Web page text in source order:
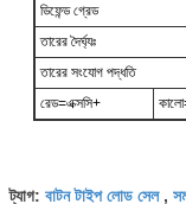
ডিফেন্ড গ্রেড
তারের দৈর্ঘ্যঃ
তারের সংযোগ পদ্ধতি
রেড=এক্সসি+
ট্যাগ: বাটন টাইপ লোড সেল,